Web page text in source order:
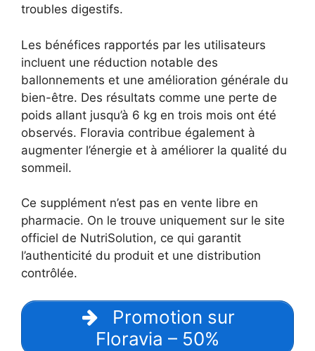
troubles digestifs.
Les bénéfices rapportés par les utilisateurs
incluent une réduction notable des
ballonnements et une amélioration générale du
bien-être. Des résultats comme une perte de
poids allant jusqu’à 6 kg en trois mois ont été
observés. Floravia contribue également à
augmenter l’énergie et à améliorer la qualité du
sommeil.
Ce supplément n’est pas en vente libre en
pharmacie. On le trouve uniquement sur le site
officiel de NutriSolution, ce qui garantit
l’authenticité du produit et une distribution
contrôlée.
Promotion sur
Floravia – 50%